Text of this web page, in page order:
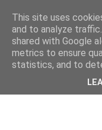
This site uses
and to analyze
shared with Google
metrics to ensure
statistics, and to